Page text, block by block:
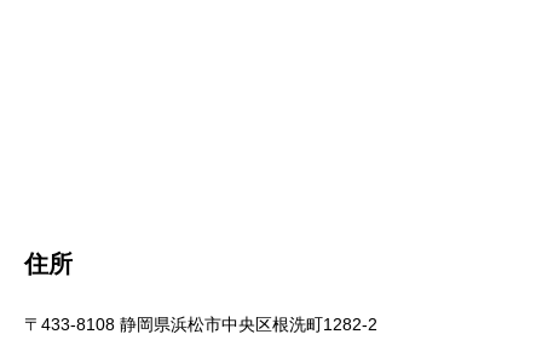
住所
〒433-8108 静岡県浜松市中央区根洗町1282-2